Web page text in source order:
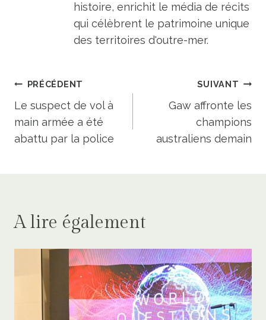
histoire, enrichit le média de récits
qui célèbrent le patrimoine unique
des territoires d'outre-mer.
Navigation
de
l’article
PRÉCÉDENT
Le suspect de vol à
main armée a été
abattu par la police
SUIVANT
Gaw affronte les
champions
australiens demain
A lire également